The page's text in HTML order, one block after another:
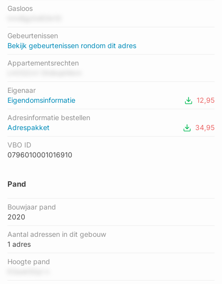
geregistreerd. Het hoogste energielabel in de straat is A+++;
gebruik'. Het pand waarin dit adres ligt heeft als status: 'pand
in gebruik'.
Gasloos
Gebeurtenissen
Bekijk gebeurtenissen rondom dit adres
Appartementsrechten
Eigenaar
Eigendomsinformatie
12,95
Adresinformatie bestellen
Adrespakket
34,95
VBO ID
0796010001016910
Pand
Bouwjaar pand
2020
Aantal adressen in dit gebouw
1 adres
Hoogte pand